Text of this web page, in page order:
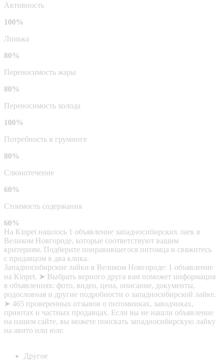
Активность
100%
Линька
80%
Переносимость жары
80%
Переносимость холода
100%
Потребность в груминге
80%
Слюнотечение
60%
Стоимость содержания
60%
На Kinpet нашлось 1 объявление западносибирских лаек в
Великом Новгороде, которые соответствуют вашим
критериям. Подберите понравившегося питомца и свяжитесь
с продавцом в два клика.
Западносибирские лайки в Великом Новгороде: 1 объявление
на Kinpet. ➤ Выбрать верного друга вам поможет информация
в объявлениях: фото, видео, цена, описание, документы,
родословная и другие подробности о западносибирской лайке.
➤ 465 проверенных отзывов о питомниках, заводчиках,
приютах и частных продавцах. Если вы не нашли объявление
на нашем сайте, вы можете поискать западносибирскую лайку
на авито или юле.
Другое